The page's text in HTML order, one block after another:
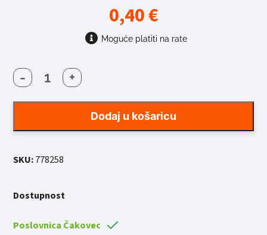
0,40€
Moguće platiti na rate
-
ŽBICA
GALVA
2MMX258MM
+
Dodaj u košaricu
SKU:778258
Dostupnost
Poslovnica Čakovec